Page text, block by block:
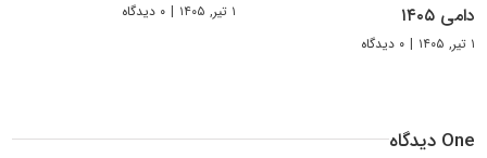
دامی ۱۴۰۵
۱ تیر, ۱۴۰۵ | ۰ دیدگاه
۱ تیر, ۱۴۰۵ | ۰ دیدگاه
One دیدگاه